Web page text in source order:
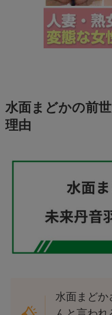
水面まどかの前
理由
水面まどか